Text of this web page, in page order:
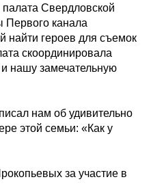
Свердловской
Первого канала
найти героев для съемок
скоординировала
нашу замечательную
нам об удивительно
этой семьи: «Как у
за участие в